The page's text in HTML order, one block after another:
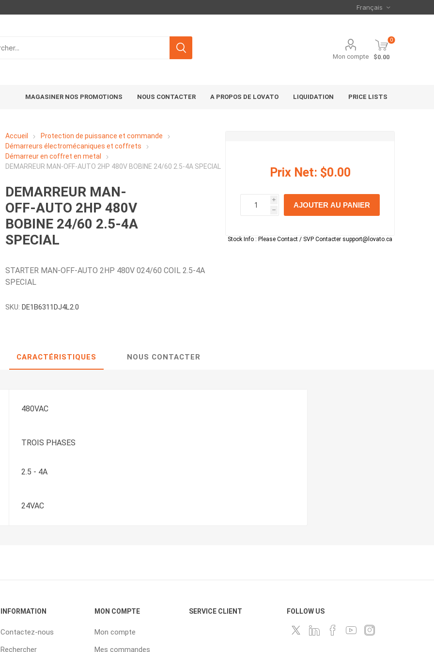
Mon compte
0
$0.00
MAGASINER NOS PROMOTIONS NOUS CONTACTER A PROPOS DE LOVATO LIQUIDATION PRICE LISTS
Accueil
Protection de puissance et commande
Démarreurs électromécaniques et coffrets
Démarreur en coffret en metal
DEMARREUR MAN-OFF-AUTO 2HP 480V BOBINE 24/60 2.5-4A SPECIAL
DEMARREUR MAN-
OFF-AUTO 2HP 480V
BOBINE 24/60 2.5-4A
SPECIAL
STARTER MAN-OFF-AUTO 2HP 480V 024/60 COIL 2.5-4A
SPECIAL
SKU: DE1B6311DJ4L2.0
Prix Net: $0.00
i
h
h
AJOUTER AU PANIER
Stock Info : Please Contact / SVP Contacter support@lovato.ca
CARACTÉRISTIQUES NOUS CONTACTER
480VAC
TROIS PHASES
2.5 - 4A
24VAC
INFORMATION
Contactez-nous
Rechercher
MON COMPTE
Mon compte
Mes commandes
SERVICE CLIENT FOLLOW US